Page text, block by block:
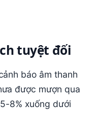
tuyệt đối
báo âm thanh
được mượn qua
8% xuống dưới